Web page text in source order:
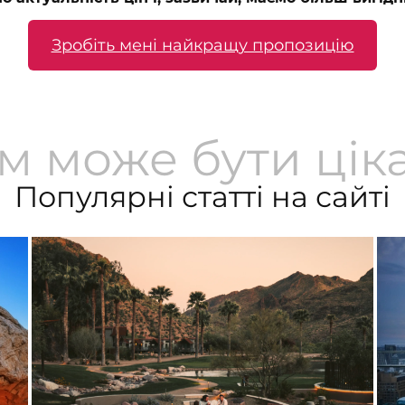
Зробіть мені найкращу пропозицію
може бути
Популярні статті на сайті